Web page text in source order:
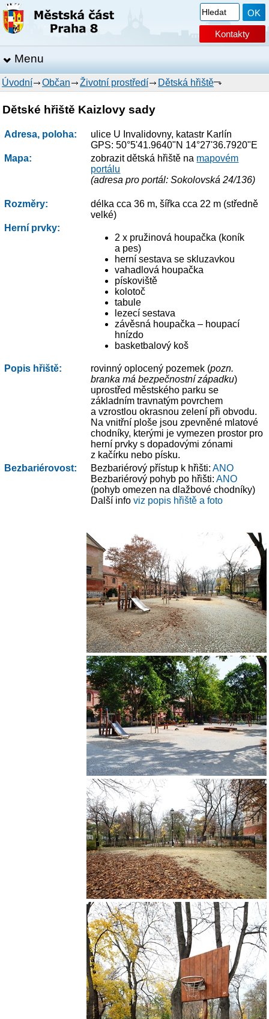
Kontakty
Menu
Úvodní Občan Životní prostředí Dětská hřiště
Dětské hřiště Kaizlovy sady
Adresa, poloha:
ulice U Invalidovny, katastr Karlín
GPS: 50°5'41.9640"N 14°27'36.7920"E
Mapa:
zobrazit dětská hřiště na mapovém
portálu
(adresa pro portál: Sokolovská 24/136)
Rozměry:
délka cca 36 m, šířka cca 22 m (středně
velké)
Herní prvky:
2 x pružinová houpačka (koník
a pes)
herní sestava se skluzavkou
vahadlová houpačka
pískoviště
kolotoč
tabule
lezecí sestava
závěsná houpačka – houpací
hnízdo
basketbalový koš
Popis hřiště: rovinný oplocený pozemek (pozn.
branka má bezpečnostní západku)
uprostřed městského parku se
základním travnatým povrchem
a vzrostlou okrasnou zelení při obvodu.
Na vnitřní ploše jsou zpevněné mlatové
chodníky, kterými je vymezen prostor pro
herní prvky s dopadovými zónami
z kačírku nebo písku.
Bezbariérovost:
Bezbariérový přístup k hřišti:ANO
Bezbariérový pohyb po hřišti:ANO
(pohyb omezen na dlažbové chodníky)
Další infoviz popis hřiště a foto